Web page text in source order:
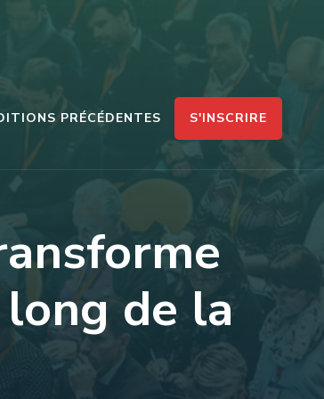
PRÉCÉDENTES S'INSCRIRE
de la